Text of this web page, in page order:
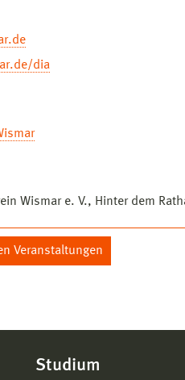
dia
Wismar e. V., Hinter dem
Veranstaltungen
Studium